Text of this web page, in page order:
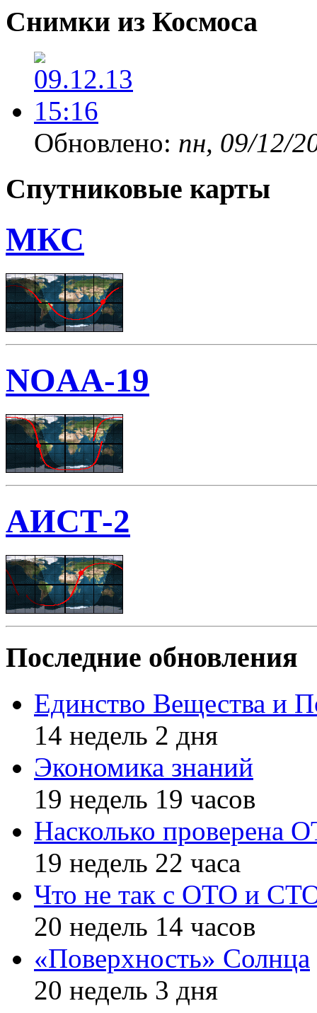
Снимки из Космоса
Обновлено: пн, 09/12/
Спутниковые карты
МКС
NOAA-19
АИСТ-2
Последние обновления
Единство Вещества и
14 недель 2 дня
Экономика знаний
19 недель 19 часов
Насколько проверена
19 недель 22 часа
Что не так с ОТО и
20 недель 14 часов
«Поверхность» Солнца
20 недель 3 дня